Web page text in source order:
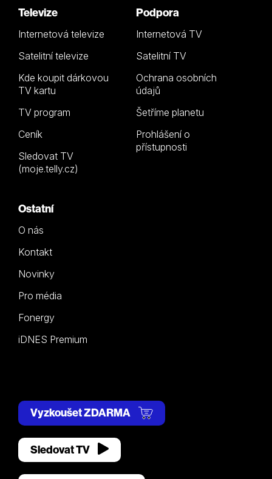
Televize
Internetová televize
Satelitní televize
Kde koupit dárkovou
TV kartu
TV program
Ceník
Sledovat TV
(moje.telly.cz)
Podpora
Internetová TV
Satelitní TV
Ochrana osobních
údajů
Šetříme planetu
Prohlášení o
přístupnosti
Ostatní
O nás
Kontakt
Novinky
Pro média
Fonergy
iDNES Premium
Vyzkoušet ZDARMA
Sledovat TV